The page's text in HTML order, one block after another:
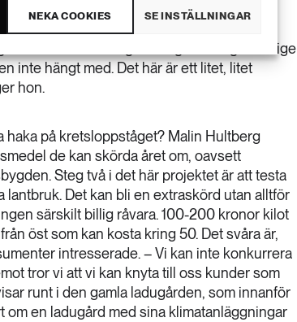
NEKA COOKIES SE INSTÄLLNINGAR
bra alternativ. En ökad inhemsk
sig över ett år. Malin Hultberg berättar att
– Det finns många duktiga företag i Sverige
inte hängt med. Det här är ett litet, litet
hon.
haka på kretsloppståget? Malin Hultberg
de kan skörda året om, oavsett
Steg två i det här projektet är att testa
Det kan bli en extraskörd utan alltför
särskilt billig råvara. 100-200 kronor kilot
öst som kan kosta kring 50. Det svåra är,
intresserade. – Vi kan inte konkurrera
tror vi att vi kan knyta till oss kunder som
runt i den gamla ladugården, som innanför
en ladugård med sina klimatanläggningar